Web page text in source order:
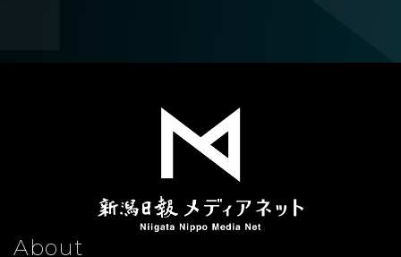
デジタルマーケティング
地域情報サイト「ガタチラ」
ECモール「ガタ市」
社史・記念誌制作
〒950-1102 新潟市西区善久772番地2
〒950-1125 新潟市西区流通3丁目1-1
（代表）
About